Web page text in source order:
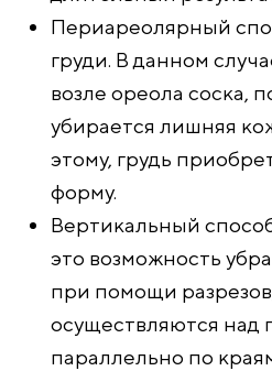
Периареолярный
груди. В данном
возле ореола соска,
убирается лишняя
этому, грудь
форму.
Вертикальный
это возможность
при помощи
осуществляются над
параллельно по